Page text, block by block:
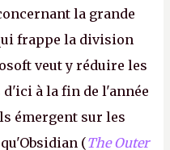
la grande
frappe la division
veut y réduire les
à la fin de l'année
émergent sur les
(The Outer